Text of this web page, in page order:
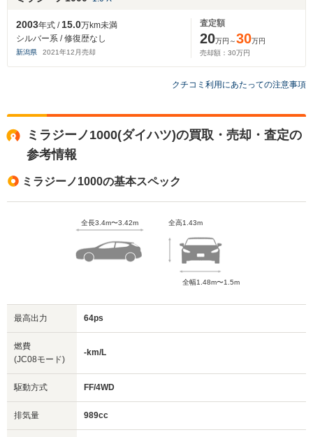
2003年式 /15.0万km未満
シルバー系 / 修復歴なし
新潟県 2021年12 月売却
査定額
20万円～30万円
売却額： 30万円
クチコミ利用にあたっての注意事項
ミラジーノ1000(ダイハツ)の買取・売却・査定の
参考情報
ミラジーノ1000の基本スペック
全長3.4m〜3.42m 全高1.43m
全幅1.48m〜1.5m
最高出力 64ps
燃費
(JC08モード)
-km/L
駆動方式 FF/4WD
排気量 989cc